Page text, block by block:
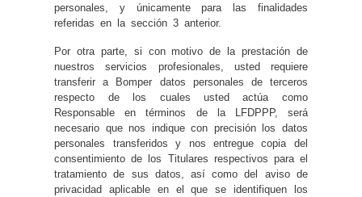
personales, y únicamente para las finalidades
referidas en la sección 3 anterior.
Por otra parte, si con motivo de la prestación de
nuestros servicios profesionales, usted requiere
transferir a Bomper datos personales de terceros
respecto de los cuales usted actúa como
Responsable en términos de la LFDPPP, será
necesario que nos indique con precisión los datos
personales transferidos y nos entregue copia del
consentimiento de los Titulares respectivos para el
tratamiento de sus datos, así como del aviso de
privacidad aplicable en el que se identifiquen los